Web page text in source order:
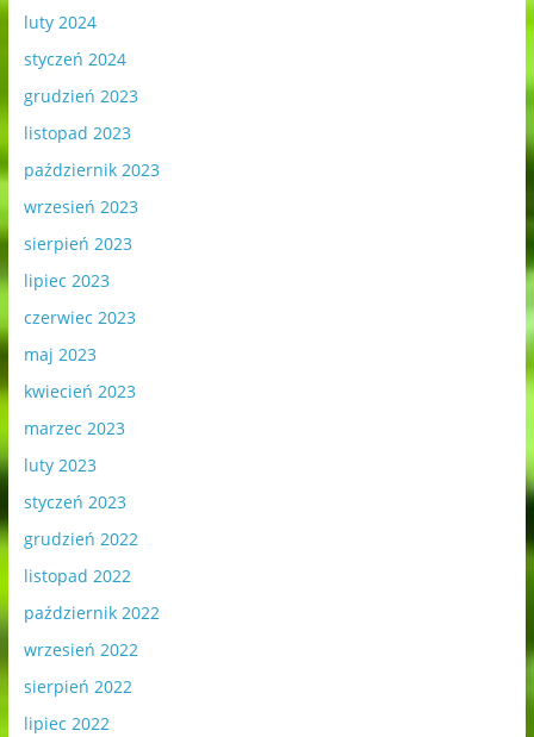
luty 2024
styczeń 2024
grudzień 2023
listopad 2023
październik 2023
wrzesień 2023
sierpień 2023
lipiec 2023
czerwiec 2023
maj 2023
kwiecień 2023
marzec 2023
luty 2023
styczeń 2023
grudzień 2022
listopad 2022
październik 2022
wrzesień 2022
sierpień 2022
lipiec 2022